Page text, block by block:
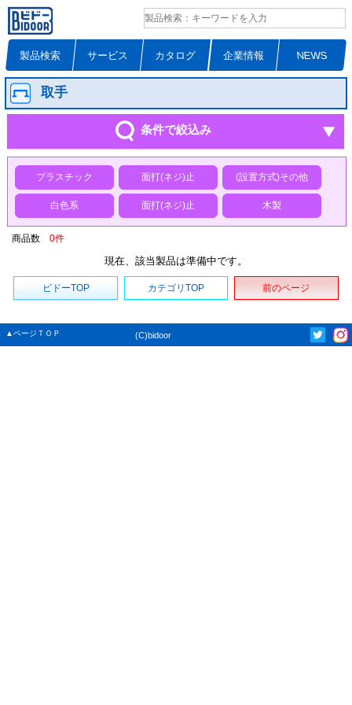
製品検索 サービス カタログ 企業情報 NEWS
取手
条件で絞込み
プラスチック 面打(ネジ)止 (設置方式)その他
白色系 面打(ネジ)止 木製
商品数 0件
現在、該当製品は準備中です。
ビドーTOP カテゴリTOP 前のページ
▲ページＴＯＰ (C)bidoor